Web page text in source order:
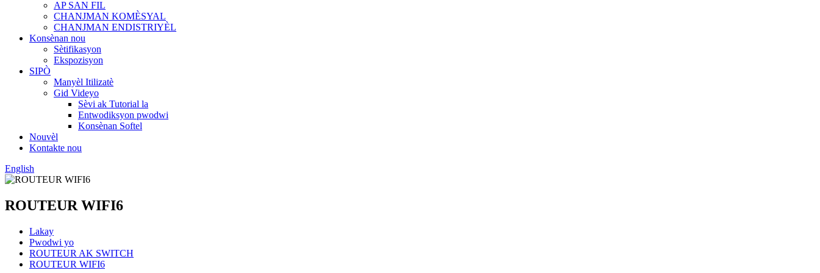
AP SAN FIL
CHANJMAN KOMÈSYAL
CHANJMAN ENDISTRIYÈL
Konsènan nou
Sètifikasyon
Ekspozisyon
SIPÒ
Manyèl Itilizatè
Gid Videyo
Sèvi ak Tutorial la
Entwodiksyon pwodwi
Konsènan Softel
Nouvèl
Kontakte nou
English
ROUTEUR WIFI6
Lakay
Pwodwi yo
ROUTEUR AK SWITCH
ROUTEUR WIFI6